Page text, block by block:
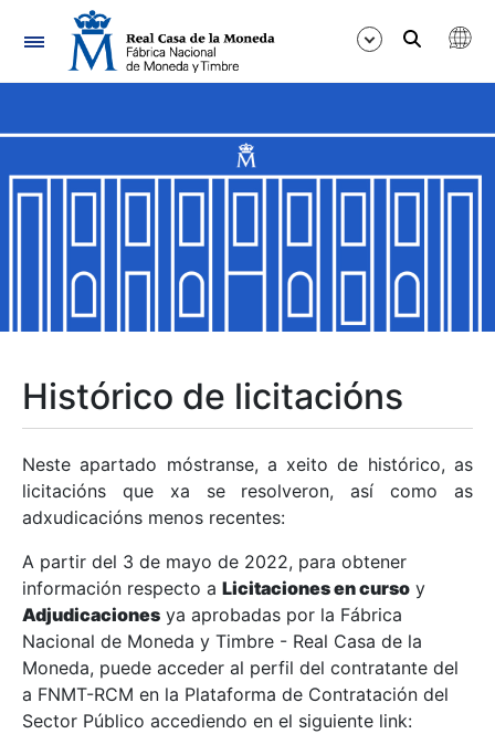
Navegación
Mostrar/Ocultar
Mostrar/Ocultar
Mostrar/Ocultar
Mostrar/Ocultar
Mostrar/Ocultar
Mostrar/Ocultar
Histórico de licitacións
Neste apartado móstranse, a xeito de histórico, as
licitacións que xa se resolveron, así como as
adxudicacións menos recentes:
A partir del 3 de mayo de 2022, para obtener
información respecto a Licitaciones en curso y
Adjudicaciones ya aprobadas por la Fábrica
Nacional de Moneda y Timbre - Real Casa de la
Moneda, puede acceder al perfil del contratante del
a FNMT-RCM en la Plataforma de Contratación del
Sector Público accediendo en el siguiente link: